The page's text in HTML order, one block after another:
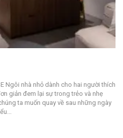
Ngôi nhà nhỏ dành cho hai người thích
giản đem lại sự trong trẻo và nhẹ
ta muốn quay về sau những ngày